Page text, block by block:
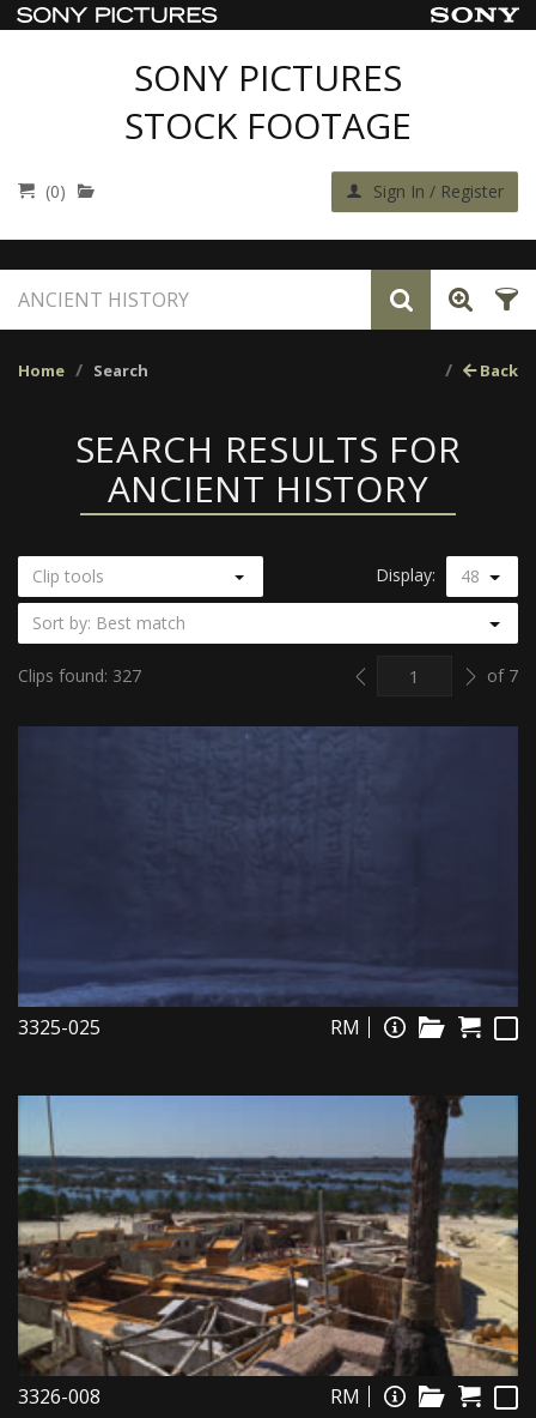
SONY PICTURES
STOCK FOOTAGE
(0) Sign In / Register
Home Search Back
SEARCH RESULTS FOR
ANCIENT HISTORY
Clips found: 327
Clip tools Display: 48
Sort by: Best match
Previous Nextof 7
3325-025 RM
3326-008 RM